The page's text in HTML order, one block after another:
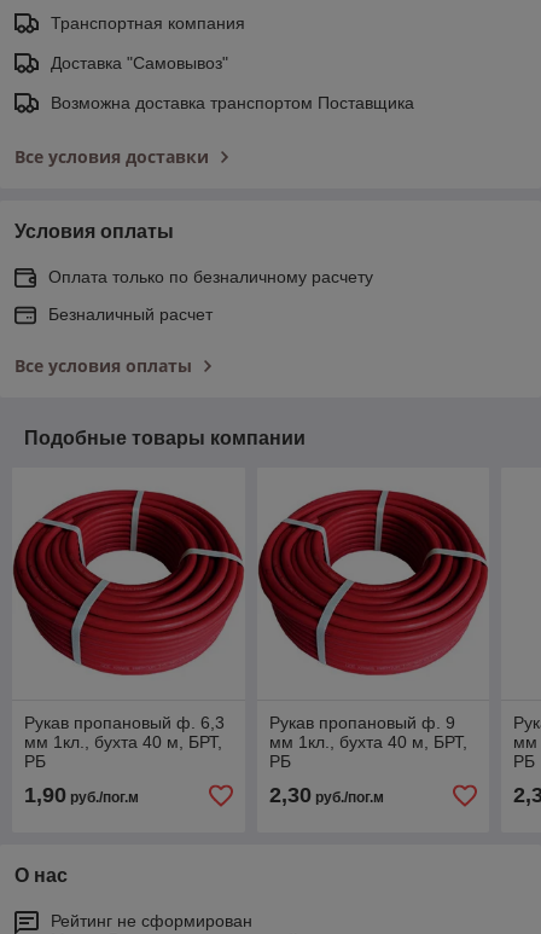
Транспортная компания
Доставка "Самовывоз"
Возможна доставка транспортом Поставщика
Все условия доставки
Условия оплаты
Оплата только по безналичному расчету
Безналичный расчет
Все условия оплаты
Подобные товары компании
Рукав пропановый ф. 6,3
мм 1кл., бухта 40 м, БРТ,
РБ
1,90 руб./пог.м
Рукав пропановый ф. 9
мм 1кл., бухта 40 м, БРТ,
РБ
2,30руб./пог.м
мм
РБ
О нас
Рейтинг не сформирован